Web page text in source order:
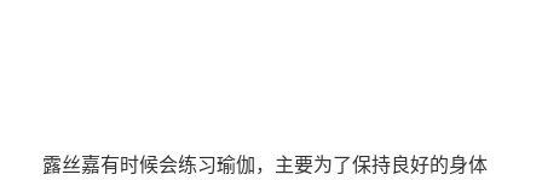
露丝嘉有时候会练习瑜伽，主要为了保持良好的身体